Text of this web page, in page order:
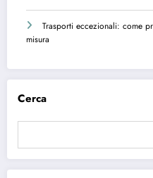
Trasporti eccezionali: come
misura
Cerca